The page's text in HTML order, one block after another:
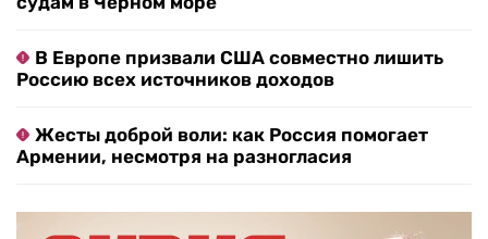
В Европе призвали США совместно лишить
Россию всех источников доходов
Жесты доброй воли: как Россия помогает
Армении, несмотря на разногласия